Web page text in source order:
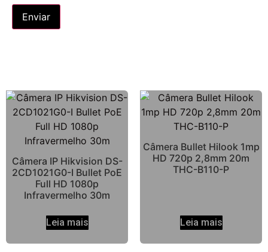
Câmera IP Hikvision DS-
2CD1021G0-I Bullet PoE
Full HD 1080p
Infravermelho 30m
Leia mais
Câmera Bullet Hilook 1mp
HD 720p 2,8mm 20m
THC-B110-P
Leia mais